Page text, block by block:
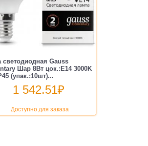
светодиодная Gauss
Шар 8Вт цок.:E14 3000K
(упак.:10шт)...
1 542.51₽
Доступно для заказа